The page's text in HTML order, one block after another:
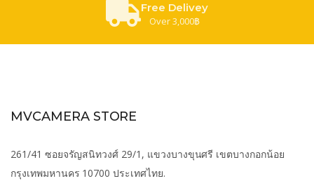
Free Delivey
Over 3,000฿
MVCAMERA STORE
261/41 ซอยจรัญสนิทวงศ์ 29/1, แขวงบางขุนศรี เขตบางกอกน้อย
กรุงเทพมหานคร 10700 ประเทศไทย.